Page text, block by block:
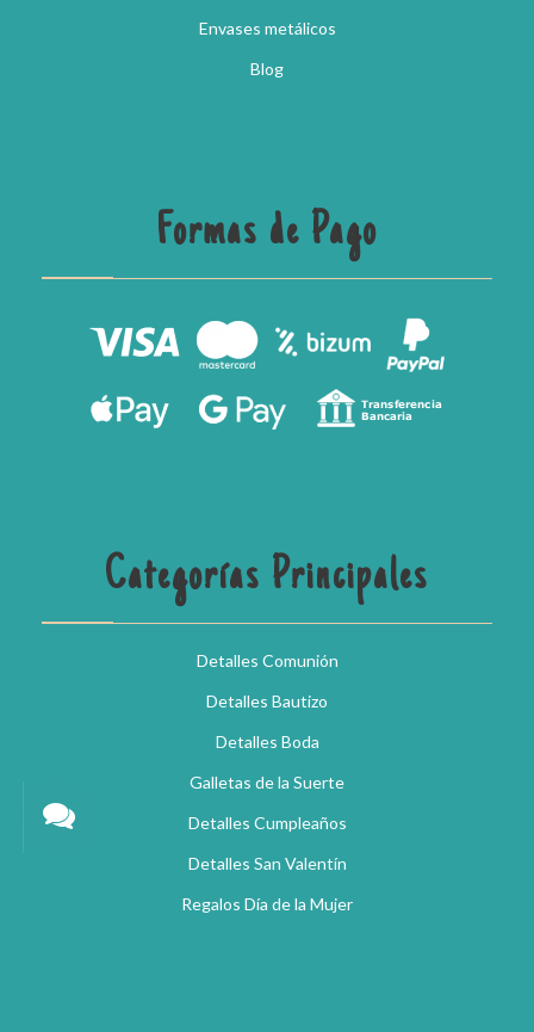
Envases metálicos
Blog
Formas de Pago
Categorías Principales
Detalles Comunión
Detalles Bautizo
Detalles Boda
Galletas de la Suerte
Detalles Cumpleaños
Detalles San Valentín
Regalos Día de la Mujer